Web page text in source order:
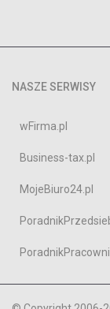
NASZE SERWISY
wFirma.pl
Business-tax.pl
MojeBiuro24.pl